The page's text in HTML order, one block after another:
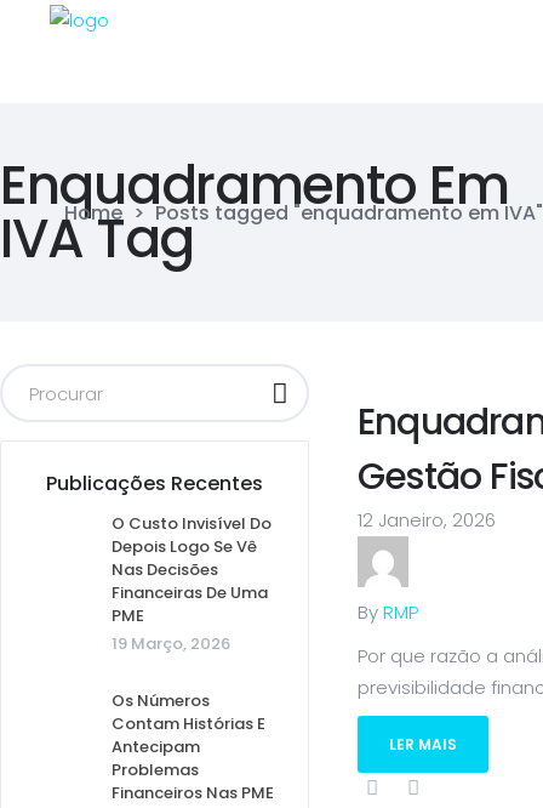
Enquadramento Em
IVA Tag
Home > Posts tagged "enquadramento em IVA"
Publicações Recentes
O Custo Invisível Do
Depois Logo Se Vê
Nas Decisões
Financeiras De Uma
PME
19 Março, 2026
Os Números
Contam Histórias E
Antecipam
Problemas
Financeiros Nas PME
Gestão
12 Janeiro, 2026
ByRMP
Por que razão a
previsibilidade
LER MAIS